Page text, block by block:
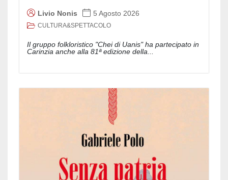
Livio Nonis 5 Agosto 2026
CULTURA&SPETTACOLO
Il gruppo folkloristico "Chei di Uanis" ha partecipato in
Carinzia anche alla 81ª edizione della...